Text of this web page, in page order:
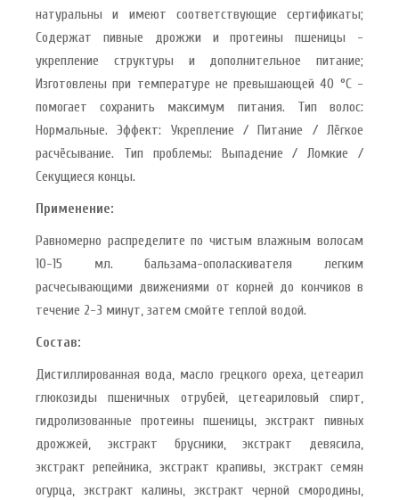
натуральны и имеют соответствующие сертификаты;
Содержат пивные дрожжи и протеины пшеницы -
укрепление структуры и дополнительное питание;
Изготовлены при температуре не превышающей 40 °С -
помогает сохранить максимум питания. Тип волос:
Нормальные. Эффект: Укрепление / Питание / Лёгкое
расчёсывание. Тип проблемы: Выпадение / Ломкие /
Секущиеся концы.
Применение:
Равномерно распределите по чистым влажным волосам
10-15 мл. бальзама-ополаскивателя легким
расчесывающими движениями от корней до кончиков в
течение 2-3 минут, затем смойте теплой водой.
Состав:
Дистиллированная вода, масло грецкого ореха, цетеарил
глюкозиды пшеничных отрубей, цетеариловый спирт,
гидролизованные протеины пшеницы, экстракт пивных
дрожжей, экстракт брусники, экстракт девясила,
экстракт репейника, экстракт крапивы, экстракт семян
огурца, экстракт калины, экстракт черной смородины,